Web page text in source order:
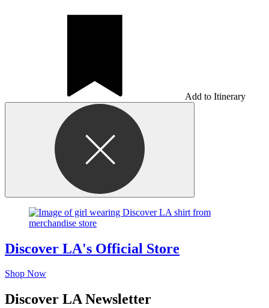
Add to Itinerary
Discover LA's Official Store
Shop Now
Discover LA Newsletter